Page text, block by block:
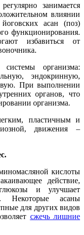
занимается
влиянии
асан (поз)
функционирования.
избавиться от
организма:
эндокринную,
При выполнении
органов, что
организма.
пластичным и
движения –
кислоты
действие,
и улучшает
Некоторые асаны
для других видов
сжечь лишние